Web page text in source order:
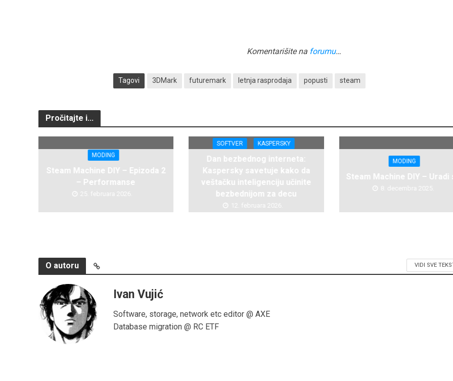
Komentarišite na forumu…
Tagovi 3DMark futuremark letnja rasprodaja popusti steam
Pročitajte i...
MODING
Steam Machine DIY – Epizoda 2
– Performanse
25. februara 2026.
SOFTVER KASPERSKY
Dan bezbednog interneta:
Kaspersky savetuje kako da
veštačku inteligenciju učinite
bezbednijom za decu
12. februara 2026.
MODING
Steam Machine DIY – Uradi
8. decembra 2025.
O autoru VIDI SVE
Ivan Vujić
Software, storage, network etc editor @ AXE
Database migration @ RC ETF